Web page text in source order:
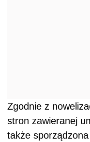
Zgodnie z
stron zawieranej
także